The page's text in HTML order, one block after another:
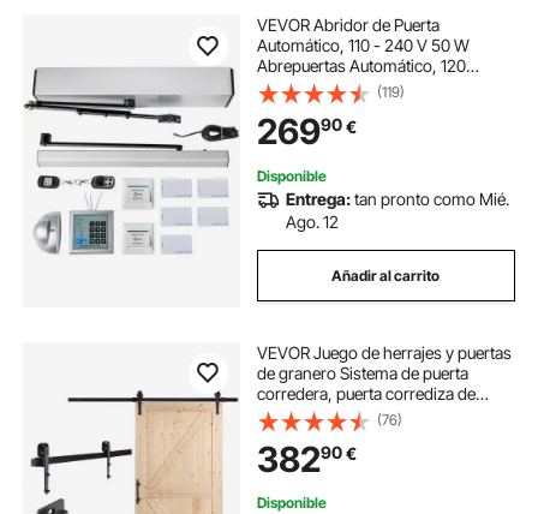
VEVOR Abridor de Puerta
Automático, 110 - 240 V 50 W
Abrepuertas Automático, 120
grados Abridor de Puerta Abatible
para Supermercados, Puertas
Cortafuegos, Hospitales, Salas de
Reuniones, Laboratorios
(119)
26990€
Disponible
Entrega:tan pronto como Mié.
Ago. 12
Añadir al carrito
VEVOR Juego de herrajes y puertas
de granero Sistema de puerta
corredera, puerta corrediza de
vidrio de madera de 1067x2134 mm
Juego de puerta de granero
silenciosa con guía de piso 8 en 1 y
manija de puerta con tapa de abeto
para sala de estar, etc.
(76)
38290€
Disponible